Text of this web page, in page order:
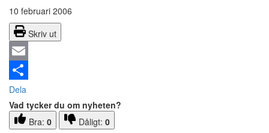
10 februari 2006
Skriv ut
Email
Dela
Vad tycker du om nyheten?
Bra: 0 Dåligt: 0